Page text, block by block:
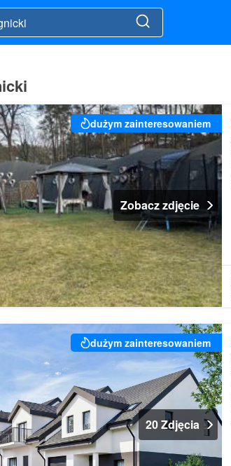
dużym zainteresowaniem
Zobacz zdjęcie
dużym zainteresowaniem
20 Zdjęcia